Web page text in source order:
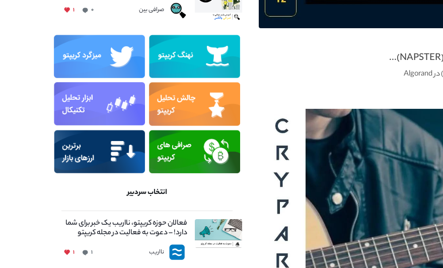
صرافی بین ۰ ۱
انتخاب سردبیر
فعالان حوزه کریپتو، نااریب یک خبر برای شما
دارد! – دعوت به فعالیت در مجله کریپتو
نااریب ۱ ۱